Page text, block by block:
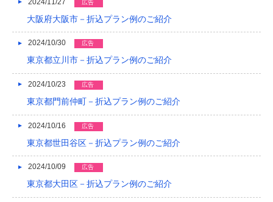
広告
大阪府大阪市－折込プラン例のご紹介
2024/10/30 広告
東京都立川市－折込プラン例のご紹介
2024/10/23 広告
東京都門前仲町－折込プラン例のご紹介
2024/10/16 広告
東京都世田谷区－折込プラン例のご紹介
2024/10/09 広告
東京都大田区－折込プラン例のご紹介